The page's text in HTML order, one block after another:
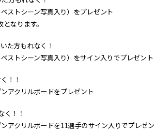
ストシーン写真入り）をプレゼント
なります。
た方もれなく！
ストシーン写真入り）をサイン入りでプレゼント
！！
アクリルボードをプレゼント
！！
アクリルボードを11選手のサイン入りでプレゼ